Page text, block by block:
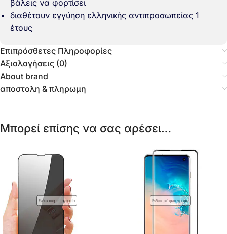
βάλεις να φορτίσει
διαθέτουν εγγύηση ελληνικής αντιπροσωπείας 1
έτους
Επιπρόσθετες Πληροφορίες
Αξιολογήσεις (0)
About brand
αποστολη & πληρωμη
Μπορεί επίσης να σας αρέσει…
Ενδεικτική φωτογραφία Ενδεικτική φωτογραφία